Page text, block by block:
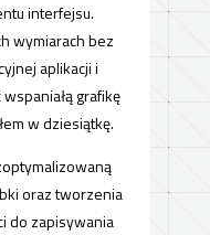
interfejsu.
wymiarach bez
aplikacji i
grafikę
w dziesiątkę.
oraz tworzenia
do zapisywania